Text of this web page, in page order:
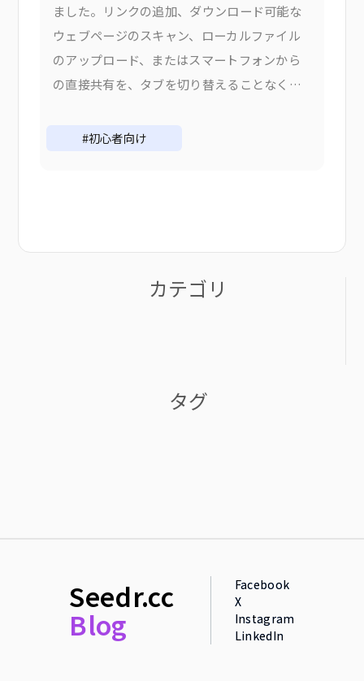
ました。リンクの追加、ダウンロード可能な
ウェブページのスキャン、ローカルファイル
のアップロード、またはスマートフォンから
の直接共有を、タブを切り替えることなくす
か V1では、コンテンツを追加するには適切な
#初心者向け
カテゴリ
タグ
Seedr.cc
Blog
Facebook
X
Instagram
LinkedIn